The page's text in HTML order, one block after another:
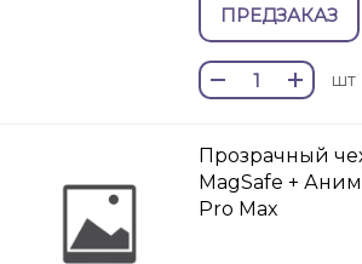
ПРЕДЗАКАЗ
шт
Прозрачный
MagSafe +
Pro Max